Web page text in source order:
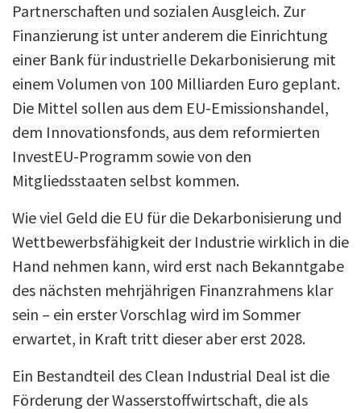
Partnerschaften und sozialen Ausgleich. Zur
Finanzierung ist unter anderem die Einrichtung
einer Bank für industrielle Dekarbonisierung mit
einem Volumen von 100 Milliarden Euro geplant.
Die Mittel sollen aus dem EU-Emissionshandel,
dem Innovationsfonds, aus dem reformierten
InvestEU-Programm sowie von den
Mitgliedsstaaten selbst kommen.
Wie viel Geld die EU für die Dekarbonisierung und
Wettbewerbsfähigkeit der Industrie wirklich in die
Hand nehmen kann, wird erst nach Bekanntgabe
des nächsten mehrjährigen Finanzrahmens klar
sein – ein erster Vorschlag wird im Sommer
erwartet, in Kraft tritt dieser aber erst 2028.
Ein Bestandteil des Clean Industrial Deal ist die
Förderung der Wasserstoffwirtschaft, die als